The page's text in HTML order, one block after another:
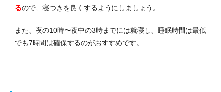
るので、寝つきを良くするようにしましょう。
また、夜の10時〜夜中の3時までには就寝し、睡眠時間は最低
でも7時間は確保するのがおすすめです。